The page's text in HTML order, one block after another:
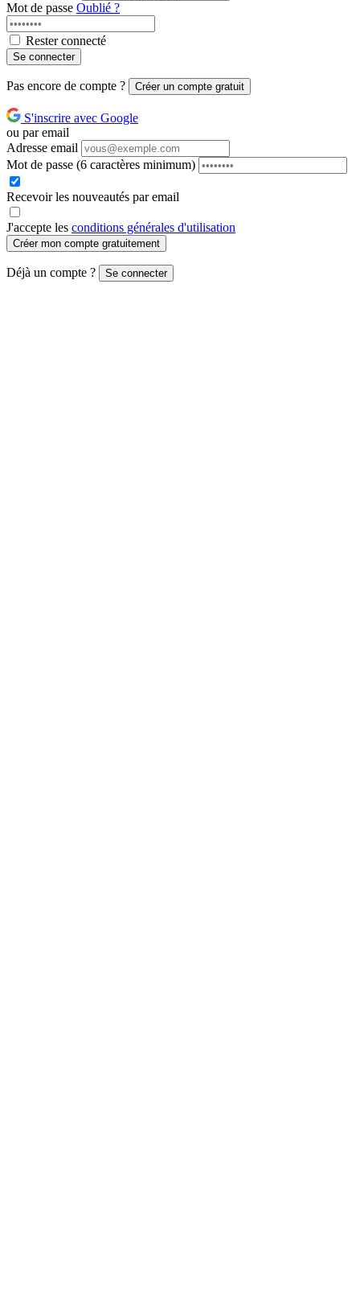
Mot de passe Oublié ?
Rester connecté
Se connecter
Pas encore de compte ? Créer un compte gratuit
S'inscrire avec Google
ou par email
Adresse email
Mot de passe (6 caractères minimum)
Recevoir les nouveautés par email
J'accepte les conditions générales d'utilisation
Créer mon compte gratuitement
Déjà un compte ? Se connecter